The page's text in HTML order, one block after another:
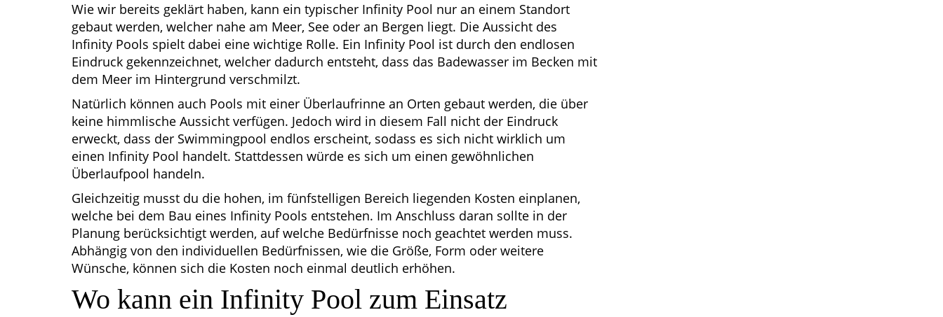
Wie wir bereits geklärt haben, kann ein typischer Infinity Pool nur an einem Standort
gebaut werden, welcher nahe am Meer, See oder an Bergen liegt. Die Aussicht des
Infinity Pools spielt dabei eine wichtige Rolle. Ein Infinity Pool ist durch den endlosen
Eindruck gekennzeichnet, welcher dadurch entsteht, dass das Badewasser im Becken mit
dem Meer im Hintergrund verschmilzt.
Natürlich können auch Pools mit einer Überlaufrinne an Orten gebaut werden, die über
keine himmlische Aussicht verfügen. Jedoch wird in diesem Fall nicht der Eindruck
erweckt, dass der Swimmingpool endlos erscheint, sodass es sich nicht wirklich um
einen Infinity Pool handelt. Stattdessen würde es sich um einen gewöhnlichen
Überlaufpool handeln.
Gleichzeitig musst du die hohen, im fünfstelligen Bereich liegenden Kosten einplanen,
welche bei dem Bau eines Infinity Pools entstehen. Im Anschluss daran sollte in der
Planung berücksichtigt werden, auf welche Bedürfnisse noch geachtet werden muss.
Abhängig von den individuellen Bedürfnissen, wie die Größe, Form oder weitere
Wünsche, können sich die Kosten noch einmal deutlich erhöhen.
Wo kann ein Infinity Pool zum Einsatz